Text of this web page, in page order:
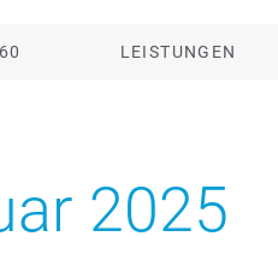
LEISTUNGEN
2025